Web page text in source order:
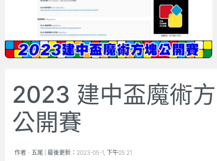
2023 建中盃魔術
公開賽
作者 - 五尾 | 最後更新： 2023-05-1, 下午05:21